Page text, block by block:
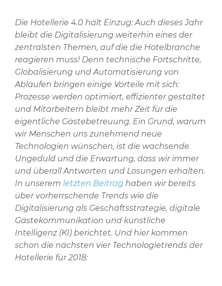
Die Hotellerie 4.0 hält Einzug: Auch dieses Jahr
bleibt die Digitalisierung weiterhin eines der
zentralsten Themen, auf die die Hotelbranche
reagieren muss! Denn technische Fortschritte,
Globalisierung und Automatisierung von
Abläufen bringen einige Vorteile mit sich:
Prozesse werden optimiert, effizienter gestaltet
und Mitarbeitern bleibt mehr Zeit für die
eigentliche Gästebetreuung. Ein Grund, warum
wir Menschen uns zunehmend neue
Technologien wünschen, ist die wachsende
Ungeduld und die Erwartung, dass wir immer
und überall Antworten und Lösungen erhalten.
In unserem letzten Beitrag haben wir bereits
über vorherrschende Trends wie die
Digitalisierung als Geschäftsstrategie, digitale
Gästekommunikation und künstliche
Intelligenz (KI) berichtet. Und hier kommen
schon die nächsten vier Technologietrends der
Hotellerie für 2018: